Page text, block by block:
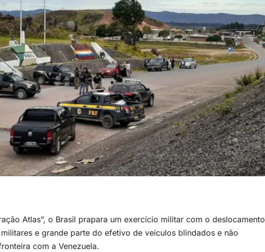
Atlas”, o Brasil prapara um exercício militar com o deslocamento
e grande parte do efetivo de veículos blindados e não
com a Venezuela.